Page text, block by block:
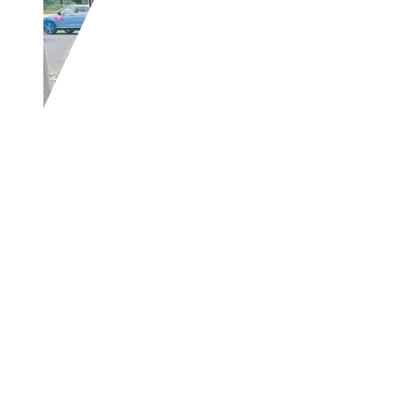
ENERGY TCe 120